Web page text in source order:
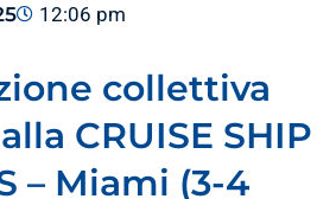
12:06 pm
collettiva
CRUISE SHIP
– Miami (3-4